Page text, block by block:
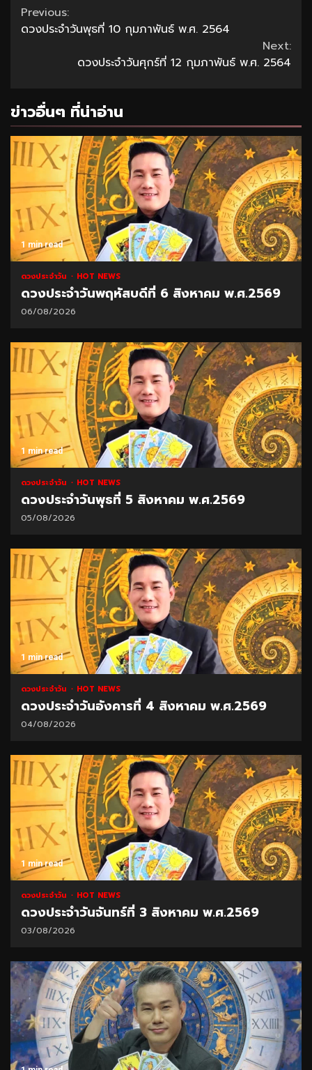
Continue
Reading
Previous:
ดวงประจำวันพุธที่ 10 กุมภาพันธ์ พ.ศ. 2564
Next:
ดวงประจำวันศุกร์ที่ 12 กุมภาพันธ์ พ.ศ. 2564
ข่าวอื่นๆ ที่น่าอ่าน
1 min read
ดวงประจำวัน HOT NEWS
ดวงประจำวันพฤหัสบดีที่ 6 สิงหาคม พ.ศ.2569
06/08/2026
1 min read
ดวงประจำวัน HOT NEWS
ดวงประจำวันพุธที่ 5 สิงหาคม พ.ศ.2569
05/08/2026
1 min read
ดวงประจำวัน HOT NEWS
ดวงประจำวันอังคารที่ 4 สิงหาคม พ.ศ.2569
04/08/2026
1 min read
ดวงประจำวัน HOT NEWS
ดวงประจำวันจันทร์ที่ 3 สิงหาคม พ.ศ.2569
03/08/2026